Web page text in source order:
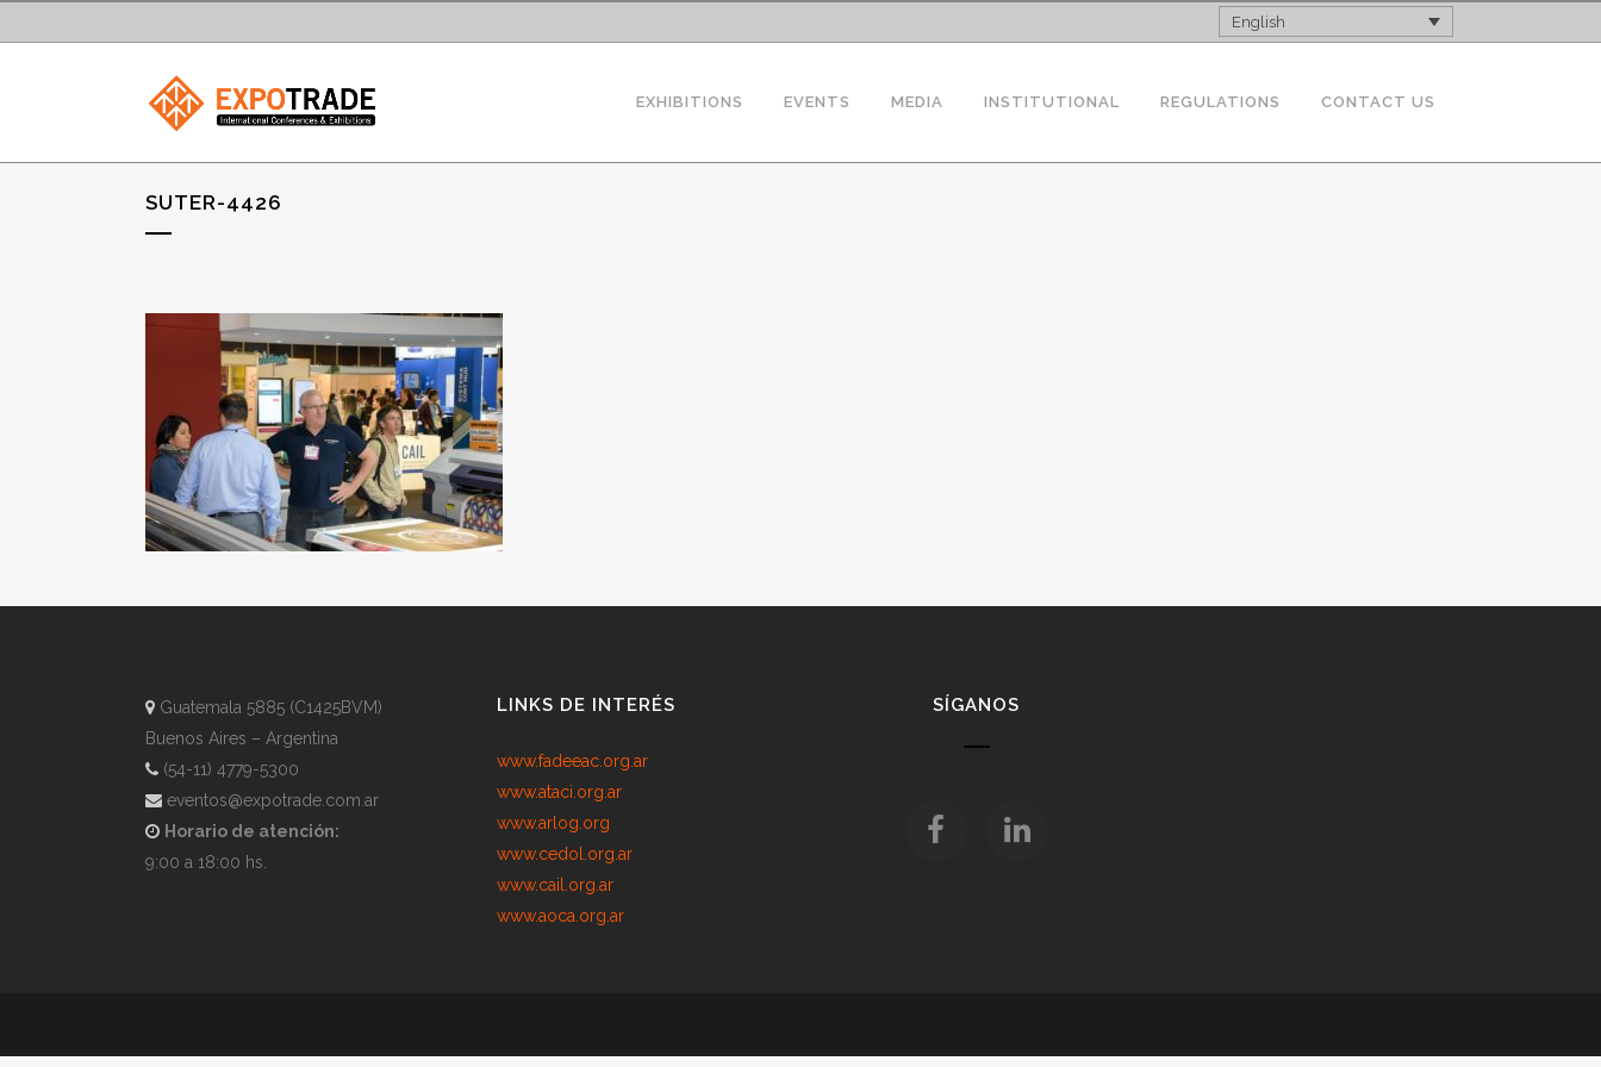
English
EXHIBITIONS EVENTS MEDIA INSTITUTIONAL REGULATIONS CONTACT US
SUTER-4426
Guatemala 5885 (C1425BVM)
Buenos Aires – Argentina
(54-11) 4779-5300
eventos@expotrade.com.ar
Horario de atención:
9:00 a 18:00 hs.
LINKS DE INTERÉS
www.fadeeac.org.ar
www.ataci.org.ar
www.arlog.org
www.cedol.org.ar
www.cail.org.ar
www.aoca.org.ar
SÍGANOS